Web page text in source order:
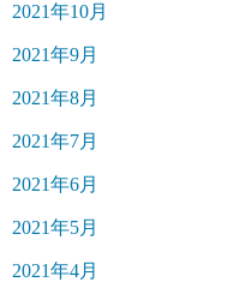
2021年10月
2021年9月
2021年8月
2021年7月
2021年6月
2021年5月
2021年4月